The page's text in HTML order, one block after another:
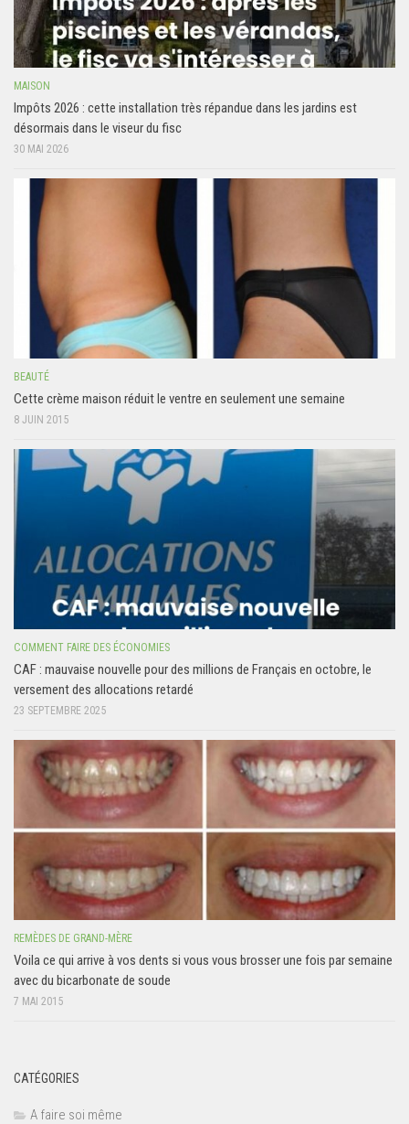
MAISON
Impôts 2026 : cette installation très répandue dans les jardins est
désormais dans le viseur du fisc
30 MAI 2026
BEAUTÉ
Cette crème maison réduit le ventre en seulement une semaine
8 JUIN 2015
COMMENT FAIRE DES ÉCONOMIES
CAF : mauvaise nouvelle pour des millions de Français en octobre, le
versement des allocations retardé
23 SEPTEMBRE 2025
REMÈDES DE GRAND-MÈRE
Voila ce qui arrive à vos dents si vous vous brosser une fois par semaine
avec du bicarbonate de soude
7 MAI 2015
CATÉGORIES
A faire soi même